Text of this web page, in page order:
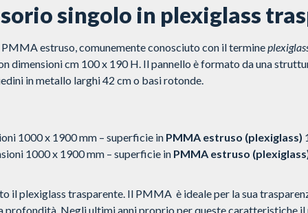
singolo in plexiglass
estruso, comunemente conosciuto con il termine
dimensioni cm 100 x 190 H. Il pannello è formato da una
in metallo larghi 42 cm o basi rotonde.
1000 x 1900 mm – superficie in PMMA estruso (plexiglass)
1000 x 1900 mm – superficie in PMMA estruso
il plexiglass trasparente. Il PMMA è ideale per la sua
profondità. Negli ultimi anni proprio per queste caratteristiche il